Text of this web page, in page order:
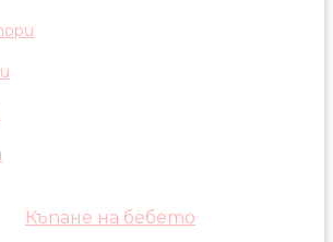
Къпане на бебето